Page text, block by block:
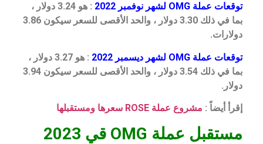
توقعات عملة OMG لشهر نوفمبر 2022
: هو 3.24 دولار ،
بما في ذلك 3.30 دولار ، والحد الأقصى للسعر سيكون 3.86
دولارات.
توقعات عملة OMG لشهر ديسمبر 2022
: هو 3.27 دولار ،
بما في ذلك 3.54 دولار ، والحد الأقصى للسعر سيكون 3.94
دولار.
إقرأ أيضاً : مشروع عملة ROSE سعرها ومستقبلها
مستقبل عملة OMG قي 2023